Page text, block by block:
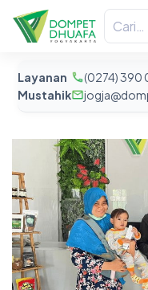
Layanan
Mustahik
(0274) 390